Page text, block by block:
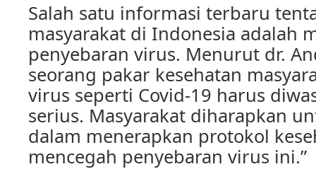
Salah satu informasi terbaru
masyarakat di Indonesia adalah
penyebaran virus. Menurut dr.
seorang pakar kesehatan
virus seperti Covid-19 harus
serius. Masyarakat diharapkan
dalam menerapkan protokol
mencegah penyebaran virus ini.”